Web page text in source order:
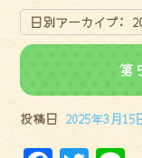
日別アーカイブ:
第
投稿日 2025年3月15